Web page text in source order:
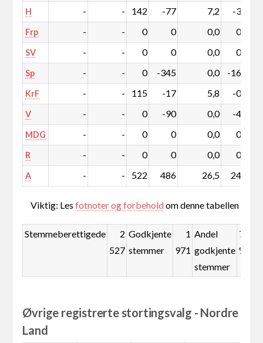
H - - 142 -77 7,2 -3,5
Frp - - 0 0 0,0 0,0
SV - - 0 0 0,0 0,0
Sp - - 0 -345 0,0 -16,9
KrF - - 115 -17 5,8 -0,6
V - - 0 -90 0,0 -4,4
MDG - - 0 0 0,0 0,0
R - - 0 0 0,0 0,0
A - - 522 486 26,5 24,7
Viktig: Lesfotnoter og forbeholdom denne tabellen
Stemmeberettigede
2
527
Godkjente
stemmer
1
971
Andel
godkjente
stemmer
78,0
%
Øvrige registrerte stortingsvalg - Nordre
Land